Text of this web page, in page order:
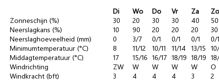
Di Wo Do Vr Za
Zo
Zonneschijn (%)
30 20 30 30 40
50
Neerslagkans (%)
10 90 20 20 20
30
Neerslaghoeveelheid (mm)
0 3/7 0/1 0/1 0/1
0/1
Minimumtemperatuur (°C)
8 11/12 10/11 11/14 13/15
Middagtemperatuur (°C)
17 15/16 16/17 18/19 18/19
Windrichting
ZW W W W W
O
Windkracht (bft)
3 4 4 4 3 2